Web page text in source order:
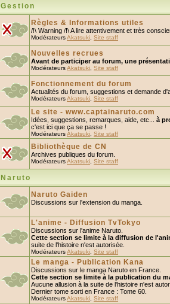
Gestion
Règles & Informations utiles
/!\ Warning /!\ A lire attentivement et très
ModérateursAkatsuki Site staff
Nouvelles recrues
Avant de participer au forum, une
ModérateursAkatsuki Site staff
Fonctionnement du forum
Actualités du forum, suggestions et demande
ModérateursAkatsuki Site staff
Le site - www.captainaruto.com
Idées, suggestions, remarques, aide, etc... à
c'est ici que ça se passe !
ModérateursAkatsuki Site staff
Bibliothèque de CN
Archives publiques du forum.
ModérateursAkatsuki Site staff
Naruto
Naruto Gaiden
Discussions sur l'extension du manga.
L'anime - Diffusion TvTokyo
Discussions sur l'anime Naruto.
Cette section se limite à la diffusion de
suite de l'histoire n'est autorisée.
ModérateursAkatsuki Site staff
Le manga - Publication Kana
Discussions sur le manga Naruto en France.
Cette section se limite à la publication du
Aucune allusion à la suite de l'histoire n'est
Dernier tome sorti en France : Tome 60.
ModérateursAkatsuki Site staff